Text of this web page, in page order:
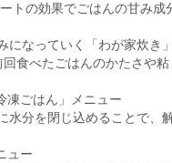
トの効果でごはんの甘み成
なっていく「わが家炊き」
食べたごはんのかたさや
ごはん」メニュー
水分を閉じ込めることで、
ュー